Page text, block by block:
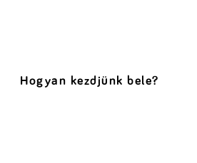
Hogyan kezdjünk bele?